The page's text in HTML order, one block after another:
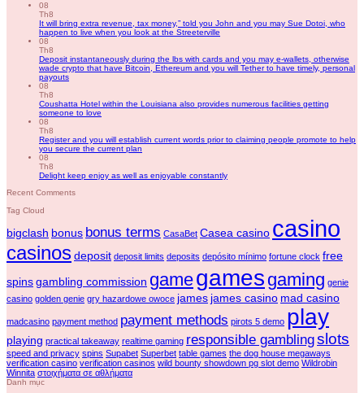
08
Th8
It will bring extra revenue, tax money,” told you John and you may Sue Dotoi, who
happen to live when you look at the Streeterville
08
Th8
Deposit instantaneously during the lbs with cards and you may e-wallets, otherwise
wade crypto that have Bitcoin, Ethereum and you will Tether to have timely, personal
payouts
08
Th8
Coushatta Hotel within the Louisiana also provides numerous facilities getting
someone to love
08
Th8
Register and you will establish current words prior to claiming people promote to help
you secure the current plan
08
Th8
Delight keep enjoy as well as enjoyable constantly
Recent Comments
Tag Cloud
bigclash bonus bonus terms CasaBet Casea casino casino
casinosdeposit deposit limits deposits depósito mínimo fortune clock free
spinsgambling commission gamegames gaming genie
casino golden genie gry hazardowe owoce james james casino mad casino
madcasino payment method payment methods pirots 5 demo play
playing practical takeaway realtime gaming responsible gamblingslots
speed and privacy spins Supabet Superbet table games the dog house megaways
verification casino verification casinos wild bounty showdown pg slot demo Wildrobin
Winnita στοιχήματα σε αθλήματα
Danh mục